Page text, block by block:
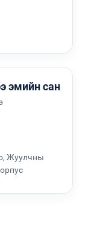
эмийн сан
Жуулчны